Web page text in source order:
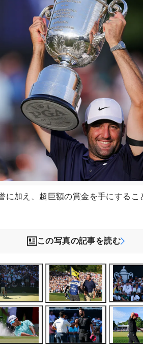
に加え、超巨額の賞金を手にするこ
この写真の記事を読む